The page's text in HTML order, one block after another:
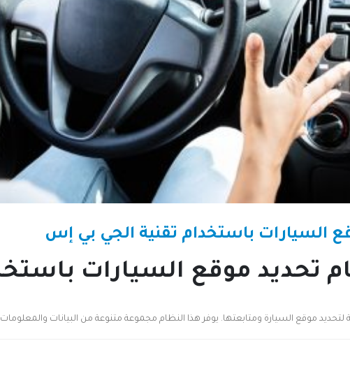
السيارات باستخدام تقنية الجي بي إس
تحديد موقع السيارات
موقع السيارة ومتابعتها. يوفر هذا النظام مجموعة متنوعة من البيانات